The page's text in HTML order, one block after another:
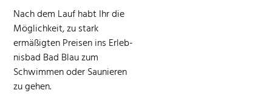
Nach dem Lauf habt Ihr die
Möglichkeit, zu stark
ermäßigten Preisen ins Erleb­
nis­bad Bad Blau zum
Schwim­men oder Saunieren
zu gehen.